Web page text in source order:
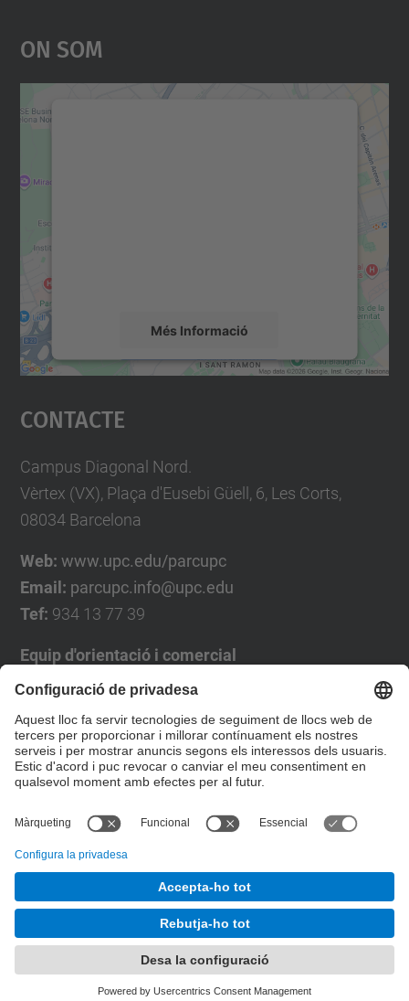
On Som
Més Informació
Accepta
powered by
Contacte
Campus Diagonal Nord.
Vèrtex (VX), Plaça d'Eusebi Güell, 6, Les Corts,
08034 Barcelona
Web: www.upc.edu/parcupc
Email: parcupc.info@upc.edu
Tef: 934 13 77 39
Equip d'orientació i comercial
José Luís Grande
Tel. 93 4137194
jose.luis.grande@upc.edu
Formulari de contacte
Desenvolupat amb